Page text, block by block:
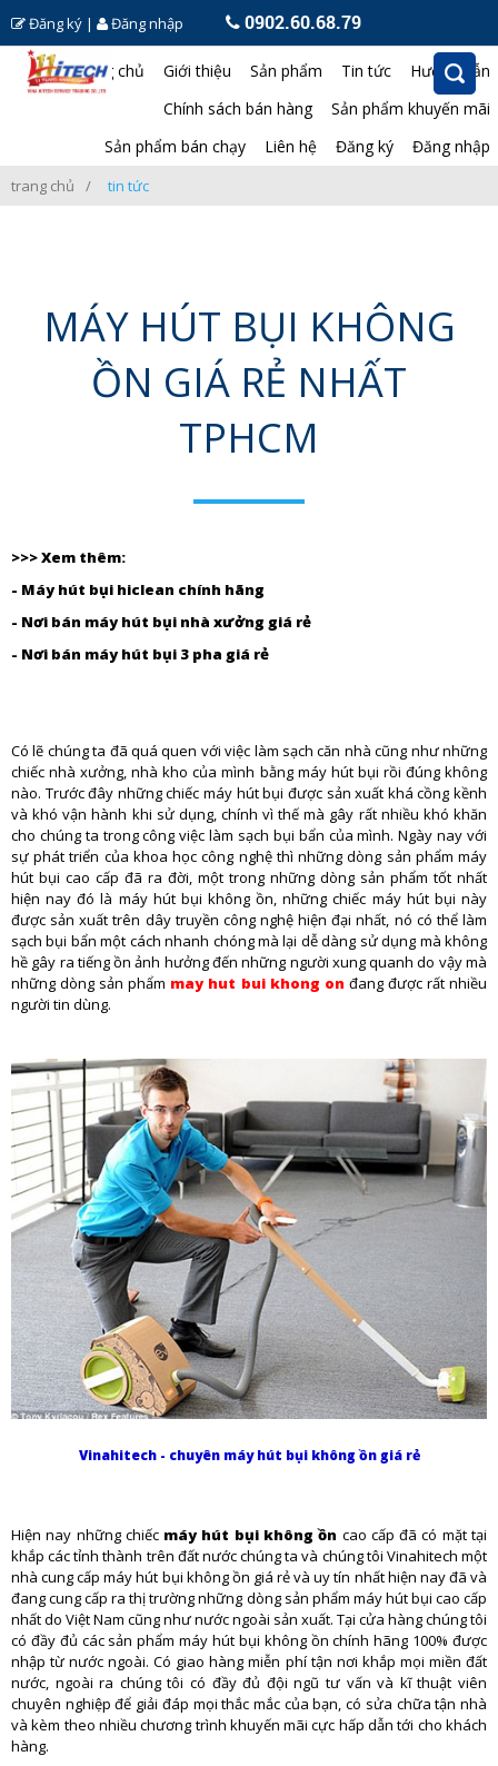
Đăng ký | Đăng nhập 0902.60.68.79
Trang chủ Giới thiệu Sản phẩm Tin tức
Hướng dẫn
Chính sách bán hàng
Sản phẩm khuyến mãi
Sản phẩm bán chạy
Liên hệ Đăng ký Đăng nhập
trang chủ tin tức
MÁY HÚT BỤI KHÔNG
ỒN GIÁ RẺ NHẤT
TPHCM
>>> Xem thêm:
- Máy hút bụi hiclean chính hãng
- Nơi bán máy hút bụi nhà xưởng giá rẻ
- Nơi bán máy hút bụi 3 pha giá rẻ
Có lẽ chúng ta đã quá quen với việc làm sạch căn nhà cũng như những
chiếc nhà xưởng, nhà kho của mình bằng máy hút bụi rồi đúng không
nào. Trước đây những chiếc máy hút bụi được sản xuất khá cồng kềnh
và khó vận hành khi sử dụng, chính vì thế mà gây rất nhiều khó khăn
cho chúng ta trong công việc làm sạch bụi bẩn của mình. Ngày nay với
sự phát triển của khoa học công nghệ thì những dòng sản phẩm máy
hút bụi cao cấp đã ra đời, một trong những dòng sản phẩm tốt nhất
hiện nay đó là máy hút bụi không ồn, những chiếc máy hút bụi này
được sản xuất trên dây truyền công nghệ hiện đại nhất, nó có thể làm
sạch bụi bẩn một cách nhanh chóng mà lại dễ dàng sử dụng mà không
hề gây ra tiếng ồn ảnh hưởng đến những người xung quanh do vậy mà
những dòng sản phẩm may hut bui khong on đang được rất nhiều
người tin dùng.
Vinahitech - chuyên máy hút bụi không ồn giá rẻ
Hiện nay những chiếc máy hút bụi không ồn cao cấp đã có mặt tại
khắp các tỉnh thành trên đất nước chúng ta và chúng tôi Vinahitech một
nhà cung cấp máy hút bụi không ồn giá rẻ và uy tín nhất hiện nay đã và
đang cung cấp ra thị trường những dòng sản phẩm máy hút bụi cao cấp
nhất do Việt Nam cũng như nước ngoài sản xuất. Tại cửa hàng chúng tôi
có đầy đủ các sản phẩm máy hút bụi không ồn chính hãng 100% được
nhập từ nước ngoài. Có giao hàng miễn phí tận nơi khắp mọi miền đất
nước, ngoài ra chúng tôi có đầy đủ đội ngũ tư vấn và kĩ thuật viên
chuyên nghiệp để giải đáp mọi thắc mắc của bạn, có sửa chữa tận nhà
và kèm theo nhiều chương trình khuyến mãi cực hấp dẫn tới cho khách
hàng.